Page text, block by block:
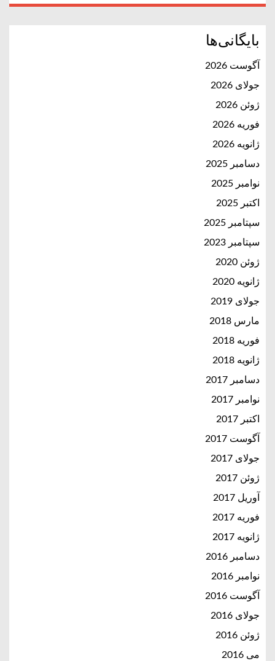
بایگانی‌ها
آگوست 2026
جولای 2026
ژوئن 2026
فوریه 2026
ژانویه 2026
دسامبر 2025
نوامبر 2025
اکتبر 2025
سپتامبر 2025
سپتامبر 2023
ژوئن 2020
ژانویه 2020
جولای 2019
مارس 2018
فوریه 2018
ژانویه 2018
دسامبر 2017
نوامبر 2017
اکتبر 2017
آگوست 2017
جولای 2017
ژوئن 2017
آوریل 2017
فوریه 2017
ژانویه 2017
دسامبر 2016
نوامبر 2016
آگوست 2016
جولای 2016
ژوئن 2016
می 2016